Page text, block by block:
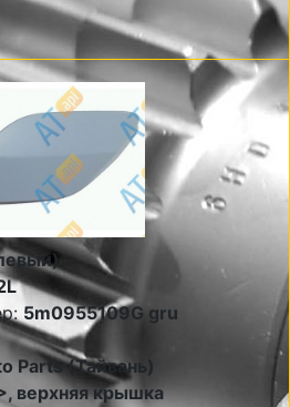
5m0955109G gru
Parts (Тайвань)
верхняя крышка